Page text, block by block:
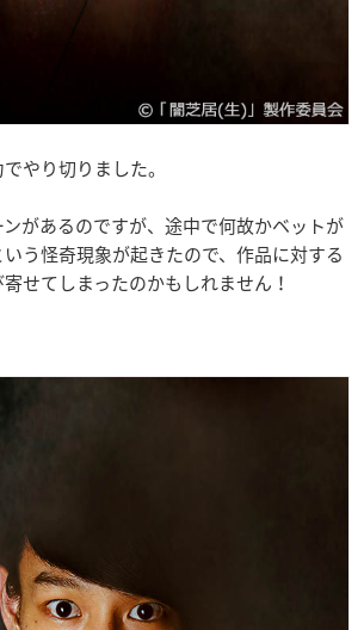
やり切りました。
があるのですが、途中で何故かベットが
う怪奇現象が起きたので、作品に対する
せてしまったのかもしれません！